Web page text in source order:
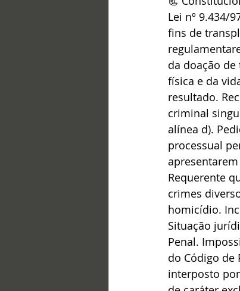
Lei nº 9.434/
fins de
da doação
física e da
resultado.
criminal
alínea d).
processual
Requerente
crimes
homicídio.
Situação
Penal.
do Código de
interposto